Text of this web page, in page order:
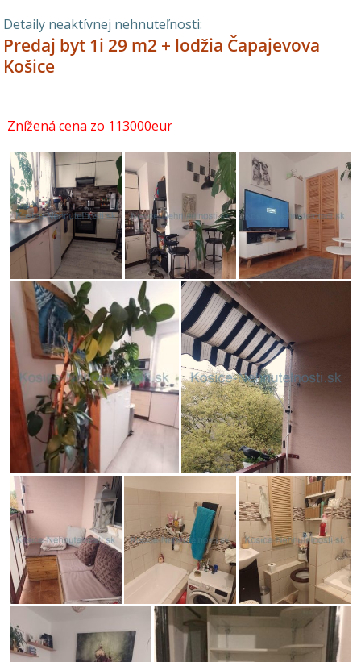
Detaily neaktívnej nehnuteľnosti:
Predaj byt 1i 29 m2 + lodžia Čapajevova
Košice
Znížená cena zo 113000eur